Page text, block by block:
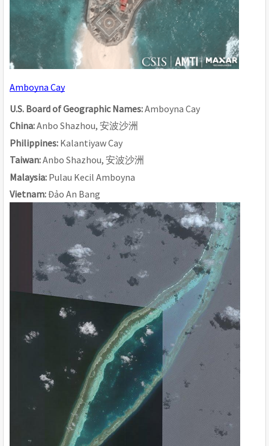
Amboyna Cay
U.S. Board of Geographic Names: Amboyna Cay
China: Anbo Shazhou, 安波沙洲
Philippines: Kalantiyaw Cay
Taiwan: Anbo Shazhou, 安波沙洲
Malaysia: Pulau Kecil Amboyna
Vietnam: Đảo An Bang